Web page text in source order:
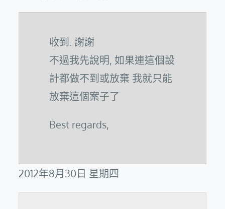
收到. 謝謝
不過我先說明, 如果連這個設
計都做不到或放棄 我就只能
放棄這個案子了
Best regards,
2012年8月30日 星期四